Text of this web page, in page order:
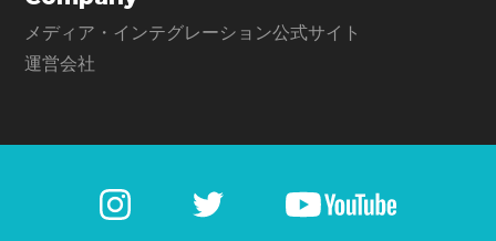
メディア・インテグレーション公式サイト
運営会社